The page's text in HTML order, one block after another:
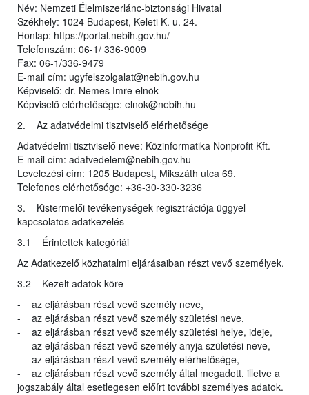
Név: Nemzeti Élelmiszerlánc-biztonsági Hivatal
Székhely: 1024 Budapest, Keleti K. u. 24.
Honlap: https://portal.nebih.gov.hu/
Telefonszám: 06-1/ 336-9009
Fax: 06-1/336-9479
E-mail cím: ugyfelszolgalat@nebih.gov.hu
Képviselő: dr. Nemes Imre elnök
Képviselő elérhetősége: elnok@nebih.hu
2. Az adatvédelmi tisztviselő elérhetősége
Adatvédelmi tisztviselő neve: Közinformatika Nonprofit Kft.
E-mail cím: adatvedelem@nebih.gov.hu
Levelezési cím: 1205 Budapest, Mikszáth utca 69.
Telefonos elérhetősége: +36-30-330-3236
3. Kistermelői tevékenységek regisztrációja üggyel
kapcsolatos adatkezelés
3.1 Érintettek kategóriái
Az Adatkezelő közhatalmi eljárásaiban részt vevő személyek.
3.2 Kezelt adatok köre
- az eljárásban részt vevő személy neve,
- az eljárásban részt vevő személy születési neve,
- az eljárásban részt vevő személy születési helye, ideje,
- az eljárásban részt vevő személy anyja születési neve,
- az eljárásban részt vevő személy elérhetősége,
- az eljárásban részt vevő személy által megadott, illetve a
jogszabály által esetlegesen előírt további személyes adatok.